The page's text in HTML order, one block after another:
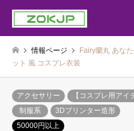
情報ページ
Fairy蘭丸 あな
ット 風 コスプレ衣装
アクセサリー 【コスプレ用アイ
制服系
3Dプリンター造形
50000円以上